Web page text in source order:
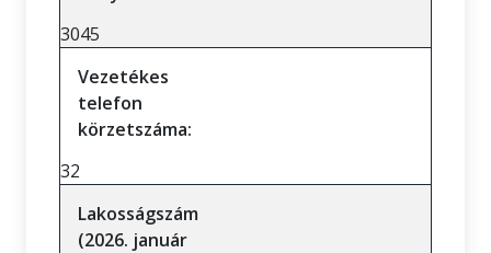
3045
Vezetékes
telefon
körzetszáma:
32
Lakosságszám
(2026. január